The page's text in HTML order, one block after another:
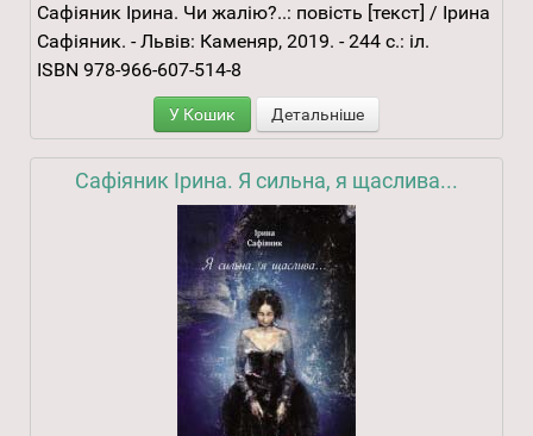
Сафіяник Ірина. Чи жалію?..: повість [текст] / Ірина
Сафіяник. - Львів: Каменяр, 2019. - 244 с.: іл.
ISBN 978-966-607-514-8
У Кошик Детальніше
Сафіяник Ірина. Я сильна, я щаслива...